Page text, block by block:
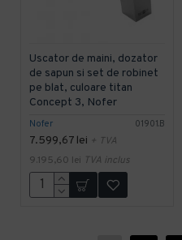
Nofer 01901.B
Uscator de maini, dozator
de sapun si set de robinet
pe blat, culoare titan
Concept 3, Nofer
7.599,67 lei + TVA
9.195,60 lei TVA inclus